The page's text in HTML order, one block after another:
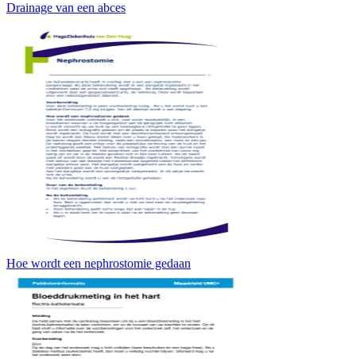
Drainage van een abces
Hoe wordt een nephrostomie gedaan